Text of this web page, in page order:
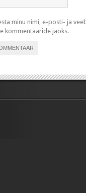
minu nimi, e-posti- ja
kommentaaride jaoks.